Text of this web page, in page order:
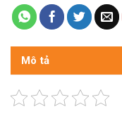
Mô tả